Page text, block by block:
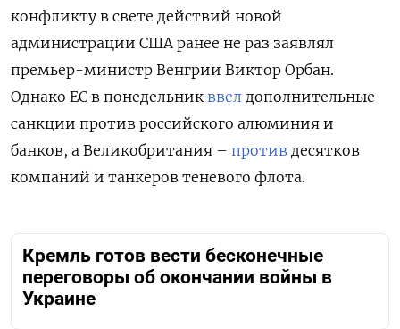
конфликту в свете действий новой
администрации США ранее не раз заявлял
премьер-министр Венгрии Виктор Орбан.
Однако ЕС в понедельник ввел дополнительные
санкции против российского алюминия и
банков, а Великобритания – против десятков
компаний и танкеров теневого флота.
Кремль готов вести бесконечные
переговоры об окончании войны в
Украине